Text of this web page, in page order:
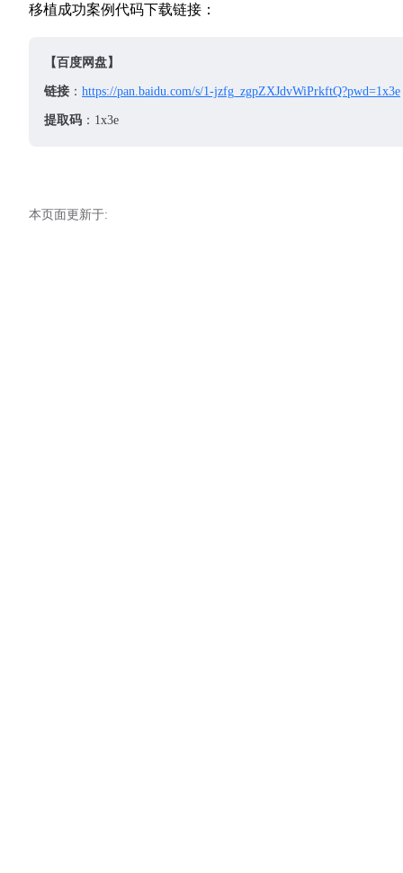
移植成功案例代码下载链接：
【百度网盘】
链接 ： https://pan.baidu.com/s/1-jzfg_zgpZXJdvWiPrkftQ?pwd=1x3e
提取码 ：1x3e
本页面更新于: